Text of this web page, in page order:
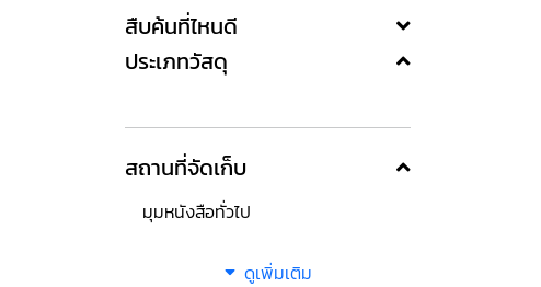
สืบค้นที่ไหนดี
ประเภทวัสดุ
สถานที่จัดเก็บ
มุมหนังสือทั่วไป
ดูเพิ่มเติม